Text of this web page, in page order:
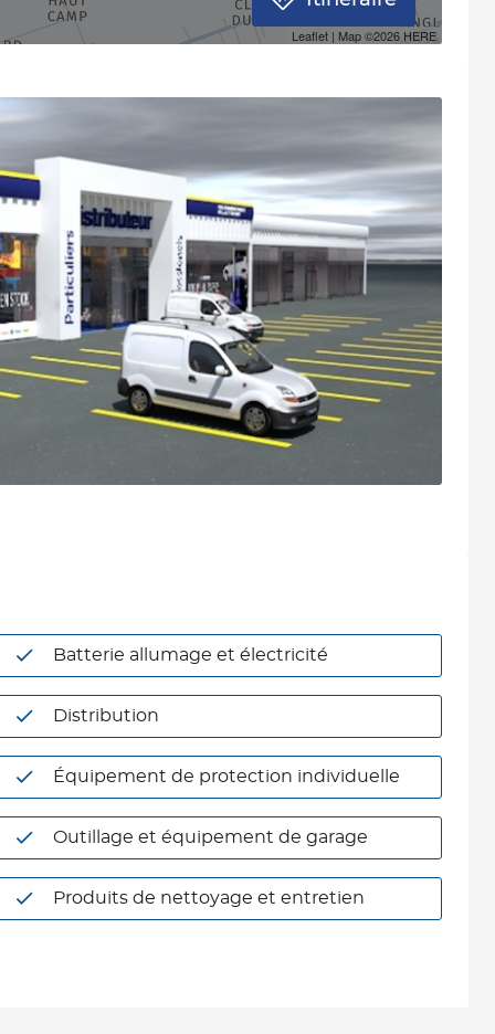
Leaflet | Map ©2026 HERE
Batterie allumage et électricité
Distribution
Équipement de protection individuelle
Outillage et équipement de garage
Produits de nettoyage et entretien